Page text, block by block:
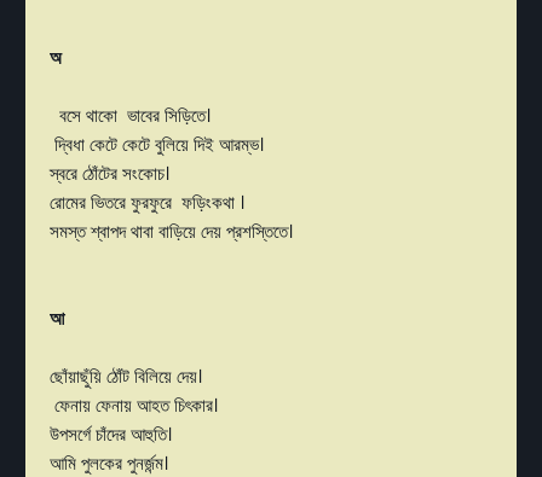
অ
বসে থাকো ভাবের সিড়িতে।
দ্বিধা কেটে কেটে বুলিয়ে দিই আরম্ভ।
স্বরে ঠোঁটের সংকোচ।
রোমের ভিতরে ফুরফুরে ফড়িংকথা ।
সমস্ত শ্বাপদ থাবা বাড়িয়ে দেয় প্রশস্তিতে।
আ
ছোঁয়াছুঁয়ি ঠোঁট বিলিয়ে দেয়।
ফেনায় ফেনায় আহত চিৎকার।
উপসর্গে চাঁদের আহুতি।
আমি পুলকের পুনর্জন্ম।